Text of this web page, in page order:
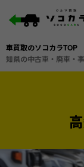
車買取のソコカラTOP
知県の中古車・廃車・
の
ソコカラの